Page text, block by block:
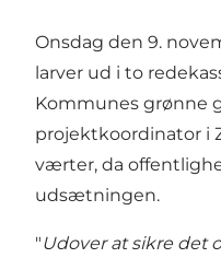
Onsdag den 9.
larver ud i to
Kommunes grønne
projektkoordinator i
værter, da
udsætningen.
"Udover at sikre det